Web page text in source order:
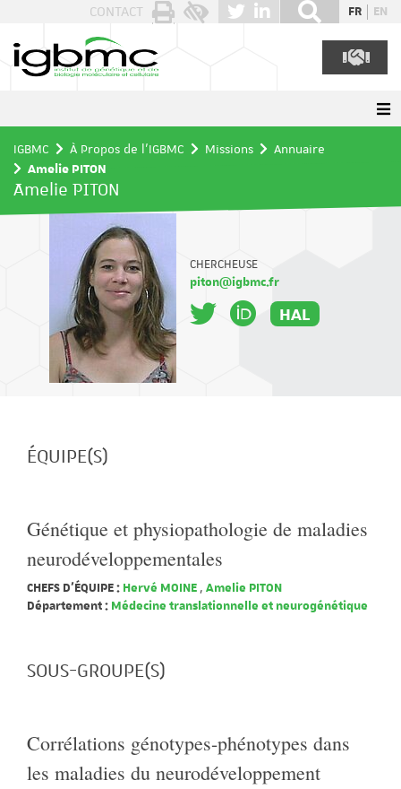
CONTACT FR EN
IGBMC À Propos de l'IGBMC Missions
Annuaire
Amelie PITON
Amelie PITON
CHERCHEUSE
piton@igbmc.fr
HAL
ÉQUIPE(S)
Génétique et physiopathologie de maladies
neurodéveloppementales
CHEFS D'ÉQUIPE : Hervé MOINE , Amelie PITON
Département : Médecine translationnelle et neurogénétique
SOUS-GROUPE(S)
Corrélations génotypes-phénotypes dans
les maladies du neurodéveloppement
Panneau de gestion des cookies